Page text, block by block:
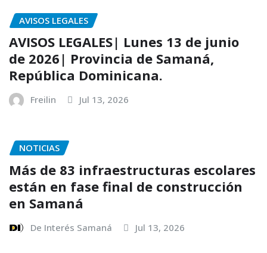
AVISOS LEGALES
AVISOS LEGALES| Lunes 13 de junio
de 2026| Provincia de Samaná,
República Dominicana.
Freilin Jul 13, 2026
NOTICIAS
Más de 83 infraestructuras escolares
están en fase final de construcción
en Samaná
De Interés Samaná Jul 13, 2026